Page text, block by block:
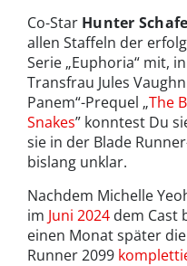
Co-Star Hunter
allen Staffeln der
Serie „Euphoria“ mit,
Transfrau Jules
Panem“-Prequel „The
Snakes” konntest Du
sie in der Blade
bislang unklar.
Nachdem Michelle
im Juni 2024 dem Cast
einen Monat später
Runner 2099